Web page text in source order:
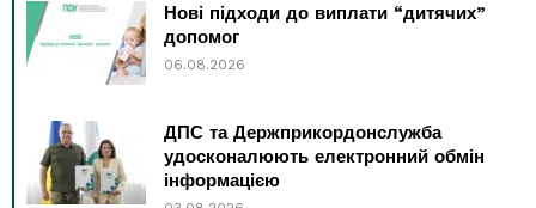
Нові підходи до виплати “дитячих”
допомог
06.08.2026
ДПС та Держприкордонслужба
удосконалюють електронний обмін
інформацією